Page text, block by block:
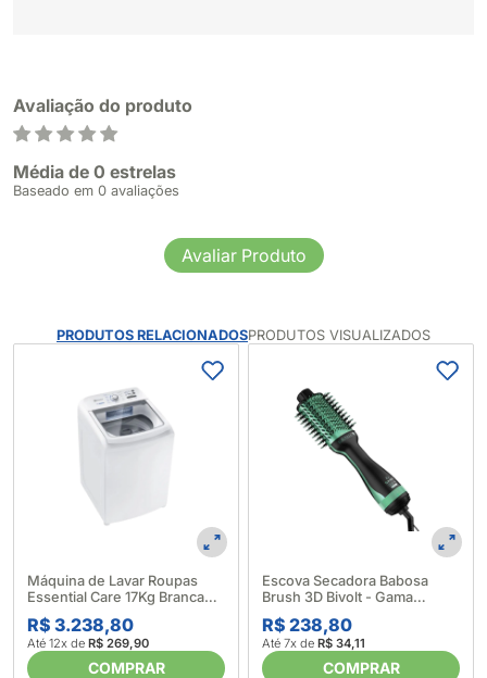
Avaliação do produto
Média de 0 estrelas
Baseado em 0 avaliações
Avaliar Produto
PRODUTOS RELACIONADOSPRODUTOS VISUALIZADOS
Máquina de Lavar Roupas
Essential Care 17Kg Branca
LED17 - Electrolux (633997)
R$ 3.238,80
Até 12x de R$ 269,90
COMPRAR
Escova Secadora Babosa
Brush 3D Bivolt - Gama
(624393)
R$ 238,80
Até 7x de R$ 34,11
COMPRAR